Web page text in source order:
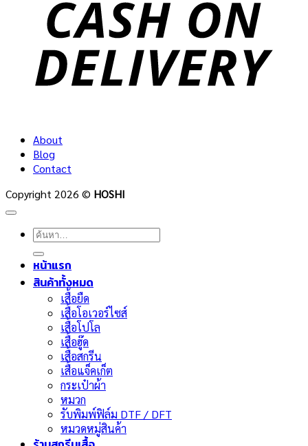
About
Blog
Contact
Copyright 2026 © HOSHI
ค้นหา:
หน้าแรก
สินค้าทั้งหมด
เสื้อยืด
เสื้อโอเวอร์ไซส์
เสื้อโปโล
เสื้อฮู๊ด
เสื้อสกรีน
เสื้อแจ็คเก็ต
กระเป๋าผ้า
หมวก
รับพิมพ์ฟิล์ม DTF / DFT
หมวดหมู่สินค้า